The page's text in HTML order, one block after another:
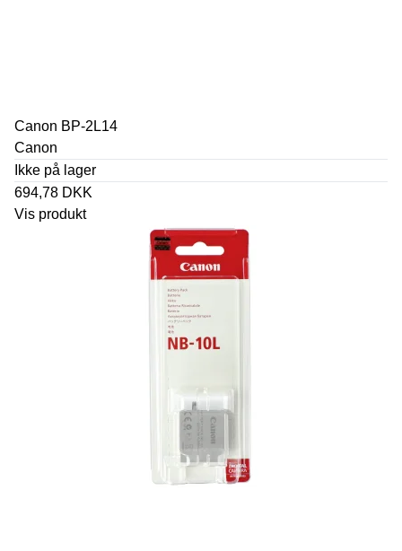
Canon BP-2L14
Canon
Ikke på lager
694,78 DKK
Vis produkt